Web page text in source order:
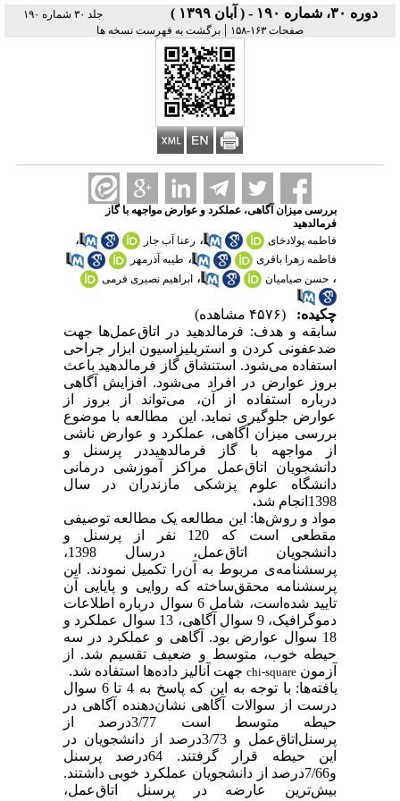
دوره ۳۰، شماره ۱۹۰ - ( آبان ۱۳۹۹ )
جلد ۳۰ شماره ۱۹۰
صفحات ۱۶۳-۱۵۸
| برگشت به فهرست نسخه ها
بررسی میزان آگاهی، عملکرد و عوارض مواجهه با گاز
فرمالدهید
فاطمه پولادخای
، رعنا آب جار ،
فاطمه زهرا باقری ، طیبه آذرمهر
، حسن صیامیان ، ابراهیم نصیری فرمی
چکیده:
(۴۵۷۶ مشاهده)
سابقه و هدف: فرمالدهید در اتاق‌عمل‌ها جهت
ضدعفونی کردن و استریلیزاسیون ابزار جراحی
استفاده می‌شود. استنشاق گاز فرمالدهید باعث
بروز عوارض در افراد می‌شود. افزایش آگاهی
درباره استفاده از آن، می‌تواند از بروز از
عوارض جلوگیری نماید. این مطالعه با موضوع
بررسی میزان آگاهی، عملکرد و عوارض ناشی
از مواجهه با گاز فرمالدهیددر پرسنل و
دانشجویان اتاق‌عمل مراکز آموزشی درمانی
دانشگاه علوم پزشکی مازندران در سال
1398انجام شد
.
مواد و روشها: این مطالعه یک مطالعه توصیفی
مقطعی است که 120 نفر از پرسنل و
دانشجویان اتاق‌عمل، درسال 1398،
پرسشنامه‌ی مربوط‌ به آن‌را تکمیل نمودند. این
پرسشنامه محقق‌ساخته که روایی و پایایی آن
تایید شده‌است، شامل 6 سوال درباره اطلاعات
دموگرافیک، 9 سوال
آگاهی، 13 سوال عملکرد و
18 سوال
عوارض بود. آگاهی و عملکرد در سه
حیطه خوب، متوسط و ضعیف تقسیم شد. از
آزمون chi-squareجهت آنالیز دادهها استفاده شد.
یافتهها:
با توجه به این که پاسخ به 4 تا 6 سوال
درست از سوالات آگاهی نشان‌دهنده آگاهی در
حیطه متوسط است 3/77درصد از
پرسنل‌اتاق‌عمل و 3/73درصد از دانشجویان در
این حیطه قرار گرفتند. 64درصد پرسنل
و7/66درصد از دانشجویان عملکرد خوبی داشتند.
بیش‌ترین عارضه در پرسنل ‌اتاق‌عمل،